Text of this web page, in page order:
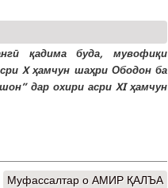
қадима буда, мувофиқи
X ҳамчун шаҳри Ободон ба
дар охири асри XI ҳамчун
Муфассалтар о АМИР ҚАЛЪА